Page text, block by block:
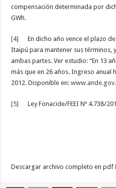
compensación determinada por
GWh.
[4] En dicho año vence el plazo
Itaipú para mantener sus
ambas partes. Ver estudio: “En 13
más que en 26 años. Ingreso anual
2012. Disponible en:
[5] Ley Fonacide/FEEI Nº 4.738/
Descargar archivo completo en pdf